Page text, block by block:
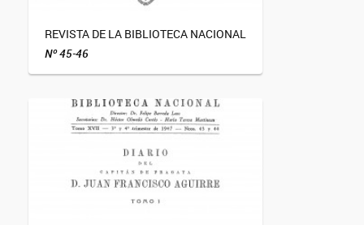
REVISTA DE LA BIBLIOTECA NACIONAL
Nº 45-46